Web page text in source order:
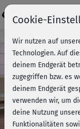
Kursvorschau - Jetzt
Cookie-
Wir nutzen auf
Technologien. Auf
deinem Endgerät
zugegriffen bzw. es
deinem Endgerät
verwenden wir, um
deine Nutzung
Funktionalitäten